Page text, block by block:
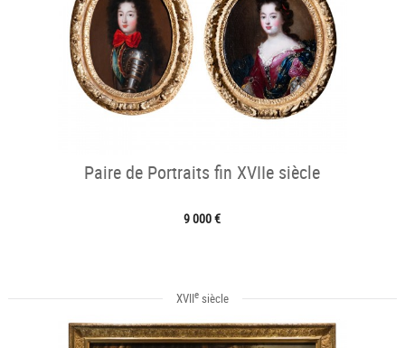
Paire de Portraits fin XVIIe siècle
9 000 €
XVIIesiècle